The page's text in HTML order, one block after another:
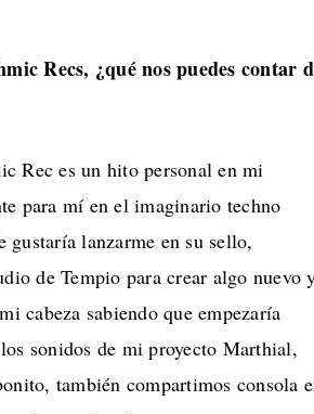
Recs, ¿qué nos puedes contar
Rec es un hito personal en mi
para mí en el imaginario techno
gustaría lanzarme en su sello,
de Tempio para crear algo nuevo
cabeza sabiendo que empezaría
sonidos de mi proyecto Marthial,
también compartimos consola